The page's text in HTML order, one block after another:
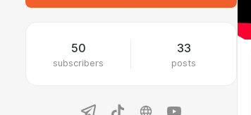
50
subscribers
33
posts